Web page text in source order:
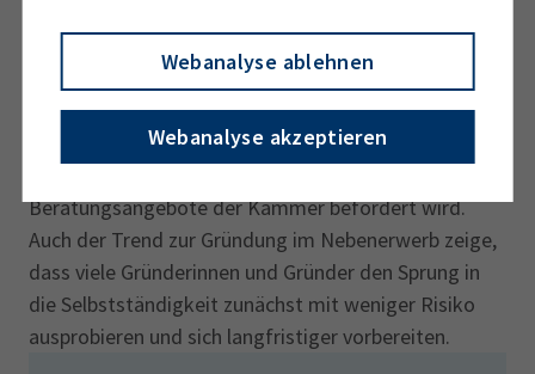
Webanalyse ablehnen
Webanalyse akzeptieren
Dynamik. Sie legen das Fundament für zukünftige
wirtschaftliche Erfolge.“
Positiv sieht die IHK den Trend zur besseren
Beratungsangebote der Kammer befördert wird.
Auch der Trend zur Gründung im Nebenerwerb zeige,
dass viele Gründerinnen und Gründer den Sprung in
die Selbstständigkeit zunächst mit weniger Risiko
ausprobieren und sich langfristiger vorbereiten.